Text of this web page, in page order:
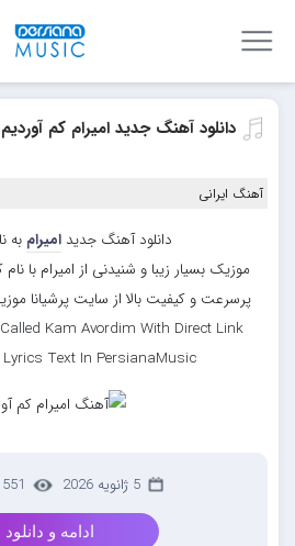
دانلود آهنگ جدید امیرام کم آوردیم
آهنگ ایرانی
دانلود آهنگ جدیدامیرام به
موزیک بسیار زیبا و شنیدنی از امیرام با
پرسرعت و کیفیت بالا از سایت پرشیانا
Kam Avordim With Direct Link
Text In PersianaMusic
5 ژانویه 2026 551 دانلود
ادامه و دانلود